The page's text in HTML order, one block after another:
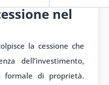
nel
la cessione che
dell’investimento,
formale di proprietà.